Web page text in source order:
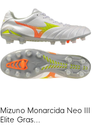
Mizuno Monarcida Neo III
Elite Gras